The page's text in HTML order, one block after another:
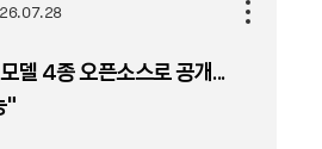
델 4종 오픈소스로 공개...